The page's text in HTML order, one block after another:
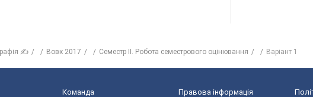
✍ Вовк 2017 Семестр ІІ. Робота семестрового оцінювання Варіант 1
Команда Правова інформація